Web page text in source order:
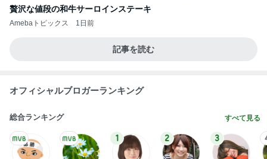
贅沢な値段の和牛サーロインステーキ
Amebaトピックス 1日前
記事を読む
オフィシャルブロガーランキング
総合ランキング すべて見る
1 2 3